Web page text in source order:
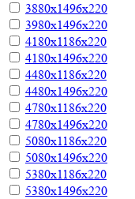
3880х1496х220
3980х1496х220
4180х1186х220
4180х1496х220
4480х1186х220
4480х1496х220
4780х1186х220
4780х1496х220
5080х1186х220
5080х1496х220
5380х1186х220
5380х1496х220